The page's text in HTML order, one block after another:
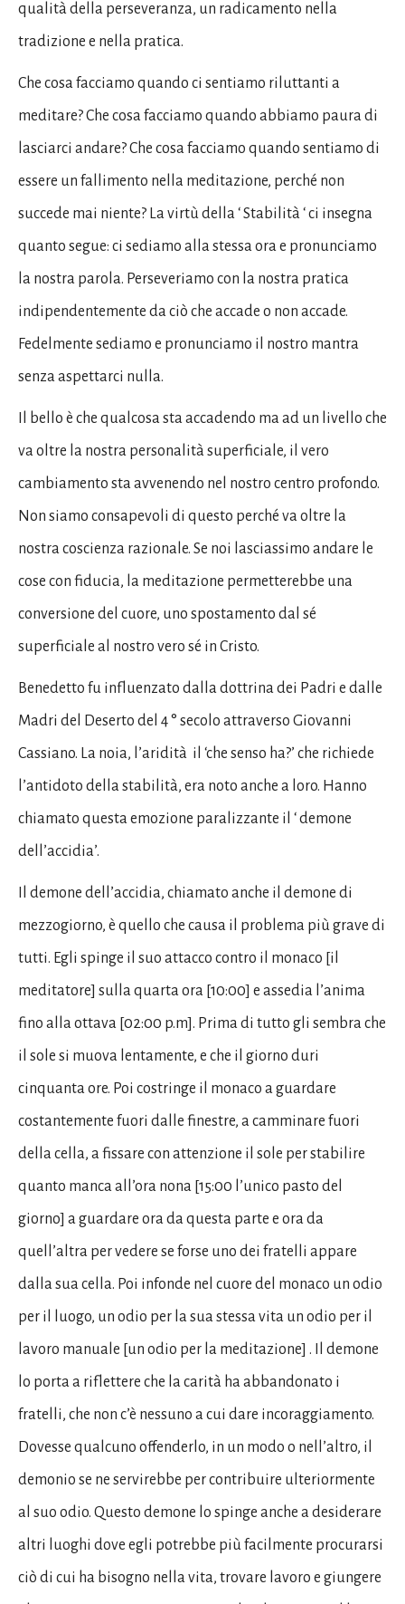
qualità della perseveranza, un radicamento nella
tradizione e nella pratica.
Che cosa facciamo quando ci sentiamo riluttanti a
meditare? Che cosa facciamo quando abbiamo paura di
lasciarci andare? Che cosa facciamo quando sentiamo di
essere un fallimento nella meditazione, perché non
succede mai niente? La virtù della ‘ Stabilità ‘ ci insegna
quanto segue: ci sediamo alla stessa ora e pronunciamo
la nostra parola. Perseveriamo con la nostra pratica
indipendentemente da ciò che accade o non accade.
Fedelmente sediamo e pronunciamo il nostro mantra
senza aspettarci nulla.
Il bello è che qualcosa sta accadendo ma ad un livello che
va oltre la nostra personalità superficiale, il vero
cambiamento sta avvenendo nel nostro centro profondo.
Non siamo consapevoli di questo perché va oltre la
nostra coscienza razionale. Se noi lasciassimo andare le
cose con fiducia, la meditazione permetterebbe una
conversione del cuore, uno spostamento dal sé
superficiale al nostro vero sé in Cristo.
Benedetto fu influenzato dalla dottrina dei Padri e dalle
Madri del Deserto del 4 ° secolo attraverso Giovanni
Cassiano. La noia, l’aridità il ‘che senso ha?’ che richiede
l’antidoto della stabilità, era noto anche a loro. Hanno
chiamato questa emozione paralizzante il ‘ demone
dell’accidia’.
Il demone dell’accidia, chiamato anche il demone di
mezzogiorno, è quello che causa il problema più grave di
tutti. Egli spinge il suo attacco contro il monaco [il
meditatore] sulla quarta ora [10:00] e assedia l’anima
fino alla ottava [02:00 p.m]. Prima di tutto gli sembra che
il sole si muova lentamente, e che il giorno duri
cinquanta ore. Poi costringe il monaco a guardare
costantemente fuori dalle finestre, a camminare fuori
della cella, a fissare con attenzione il sole per stabilire
quanto manca all’ora nona [15:00 l’unico pasto del
giorno] a guardare ora da questa parte e ora da
quell’altra per vedere se forse uno dei fratelli appare
dalla sua cella. Poi infonde nel cuore del monaco un odio
per il luogo, un odio per la sua stessa vita un odio per il
lavoro manuale [un odio per la meditazione] . Il demone
lo porta a riflettere che la carità ha abbandonato i
fratelli, che non c’è nessuno a cui dare incoraggiamento.
Dovesse qualcuno offenderlo, in un modo o nell’altro, il
demonio se ne servirebbe per contribuire ulteriormente
al suo odio. Questo demone lo spinge anche a desiderare
altri luoghi dove egli potrebbe più facilmente procurarsi
ciò di cui ha bisogno nella vita, trovare lavoro e giungere